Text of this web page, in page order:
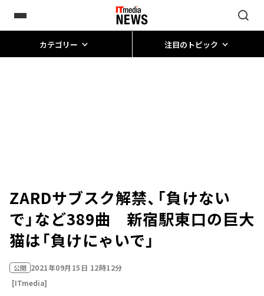
カテゴリー 注目のトピック
ZARDサブスク解禁、「負けない
で」など389曲 新宿駅東口の巨大
猫は「負けにゃいで」
公開 2021年09月15日 12時12分
[ITmedia]